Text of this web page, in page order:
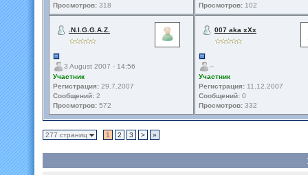
Просмотров: 318
Просмотров: 102
.N.I.G.G.A.Z.
3 August 2007 - 14:56
Участник
Регистрация: 29.7.2007
Сообщений: 2
Просмотров: 572
007 aka xXx
--
Участник
Регистрация: 11.12.2007
Сообщений: 0
Просмотров: 332
277 страниц 1 2 3 > »